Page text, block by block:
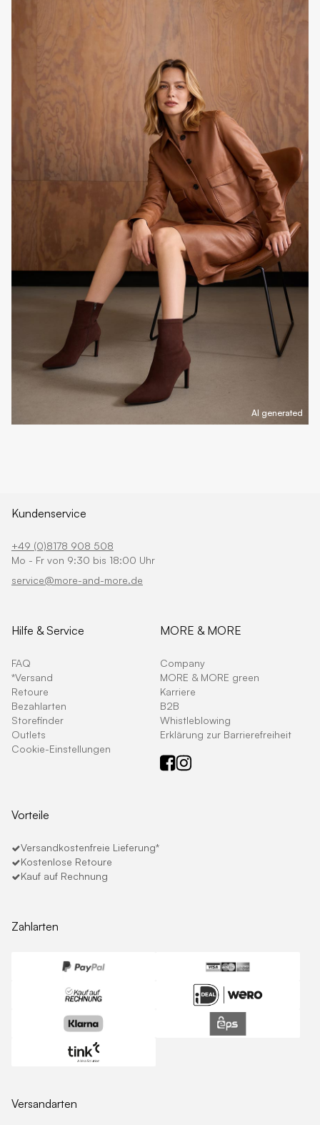
AI generated
Kundenservice
+49 (0)8178 908 508
Mo - Fr von 9:30 bis 18:00 Uhr
service@more-and-more.de
Hilfe & Service
FAQ
*Versand
Retoure
Bezahlarten
Storefinder
Outlets
Cookie-Einstellungen
MORE & MORE
Company
MORE & MORE green
Karriere
B2B
Whistleblowing
Erklärung zur Barrierefreiheit
Vorteile
Versandkostenfreie Lieferung*
Kostenlose Retoure
Kauf auf Rechnung
Zahlarten
Versandarten